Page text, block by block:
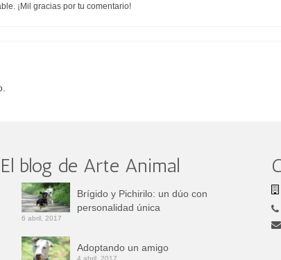
¡Mil gracias por tu comentario!
El blog de Arte Animal
Brígido y Pichirilo: un dúo con
personalidad única
6 abril, 2017
Adoptando un amigo
4 abril, 2017